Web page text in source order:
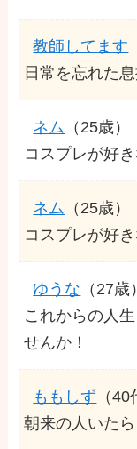
教師してます
日常を忘れた
ネム （25歳）
コスプレが好
ネム （25歳）
コスプレが好
ゆうな （27歳）
これからの人
せんか！
ももしず （40
朝来の人いた